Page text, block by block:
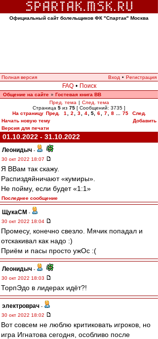
Официальный сайт болельщиков ФК "Спартак" Москва
Полная версия Вход • Регистрация
FAQ • Поиск
Общение на сайте » Гостевая книга ВВ
Пред. тема | След. тема
Страница 5 из 75 [ Сообщений: 3735 ]
На страницу Пред. 1 2 3 4 5, 6 7 8 75
След.
Начать новую тему
Добавить
Версия для печати
01.10.2022 - 31.10.2022
Леонидыч -
30 окт 2022 18:07
Я ВВам так скажу.
Распиздяйничают «кумиры».
Не пойму, если будет «1:1»
Последнее сообщение
ЩукаСМ -
30 окт 2022 18:04
Промесу, конечно свезло. Мячик попадал и
отскакивал как надо :)
Приём и пасы просто ужОс :(
Леонидыч -
30 окт 2022 18:03
ТорпЭдо в лидерах идёт?!
электроврач -
30 окт 2022 18:02
Вот совсем не люблю критиковать игроков, но
игра Игнатова сегодня, особливо после